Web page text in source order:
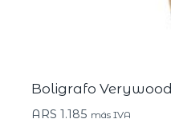
Boligrafo Verywood
ARS 1.185 más IVA